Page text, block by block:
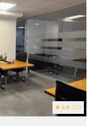
4.8 (33)